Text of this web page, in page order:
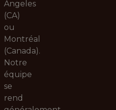
Angeles
(CA)
ou
Montréal
(Canada).
Notre
équipe
se
rend